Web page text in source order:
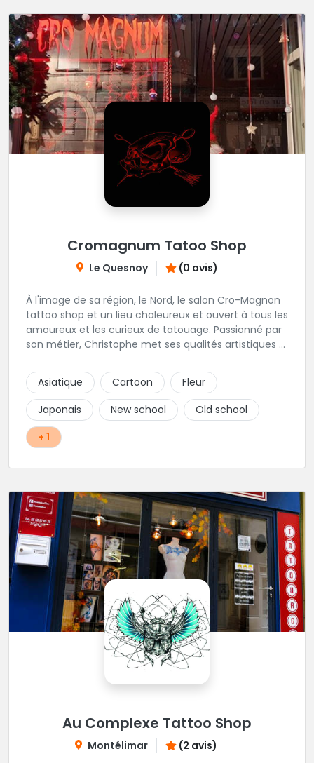
Cromagnum Tatoo Shop
Le Quesnoy (0 avis)
À l'image de sa région, le Nord, le salon Cro-Magnon
tattoo shop et un lieu chaleureux et ouvert à tous les
amoureux et les curieux de tatouage. Passionné par
son métier, Christophe met ses qualités artistiques à
Asiatique
Cartoon
Fleur
Japonais
New school
Old school
+ 1
Au Complexe Tattoo Shop
Montélimar (2 avis)